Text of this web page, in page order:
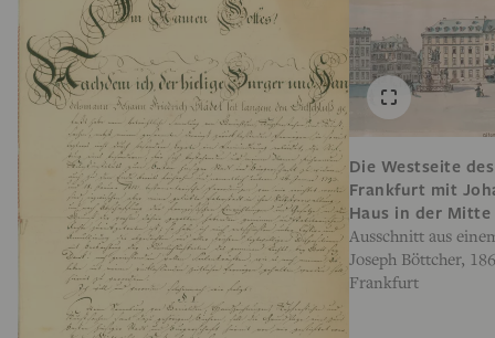
Die Westseite
Frankfurt mit
Haus in der Mitte
Ausschnitt aus
Joseph Böttcher,
Frankfurt